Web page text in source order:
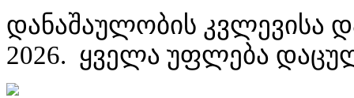
დანაშაულობის კვლევისა
2026. ყველა უფლება